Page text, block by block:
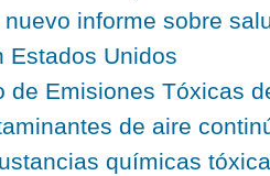
nuevo informe sobre
Estados Unidos
de Emisiones Tóxicas
de aire
químicas